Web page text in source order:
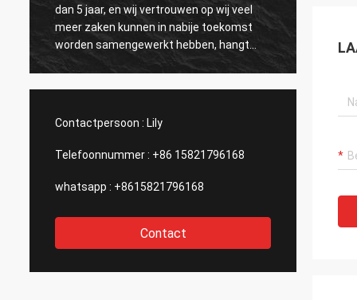
dan 5 jaar, en wij vertrouwen op wij veel
meer zaken kunnen in nabije toekomst
worden samengewerkt hebben, hangt
allen van de grote en efficiënte dienst van
Contactpersoon : Lily
Telefoonnummer : +86 15821796168
whatsapp : +8615821796168
Contact